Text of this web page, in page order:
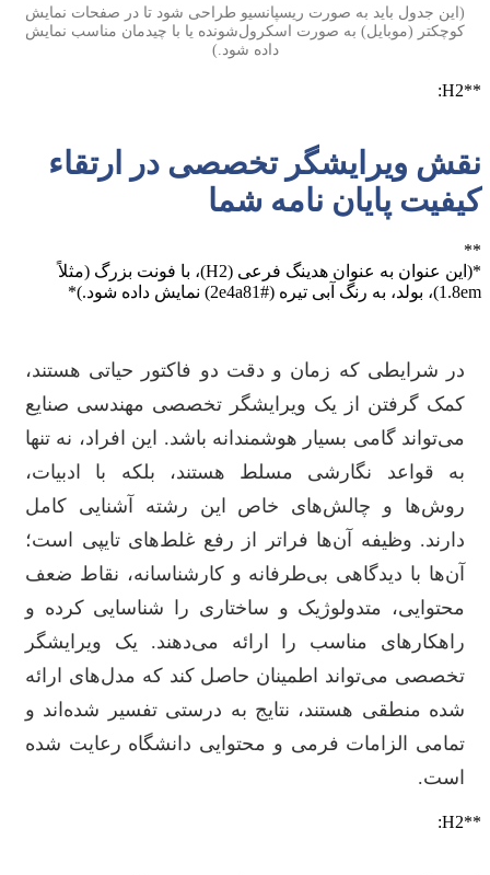
(این جدول باید به صورت ریسپانسیو طراحی شود تا در صفحات نمایش
کوچکتر (موبایل) به صورت اسکرول‌شونده یا با چیدمان مناسب نمایش
داده شود.)
**H2:
نقش ویرایشگر تخصصی در ارتقاء
کیفیت پایان نامه شما
**
*(این عنوان به عنوان هدینگ فرعی (H2)، با فونت بزرگ (مثلاً
1.8em)، بولد، به رنگ آبی تیره (#2e4a81) نمایش داده شود.)*
در شرایطی که زمان و دقت دو فاکتور حیاتی هستند،
کمک گرفتن از یک ویرایشگر تخصصی مهندسی صنایع
می‌تواند گامی بسیار هوشمندانه باشد. این افراد، نه تنها
به قواعد نگارشی مسلط هستند، بلکه با ادبیات،
روش‌ها و چالش‌های خاص این رشته آشنایی کامل
دارند. وظیفه آن‌ها فراتر از رفع غلط‌های تایپی است؛
آن‌ها با دیدگاهی بی‌طرفانه و کارشناسانه، نقاط ضعف
محتوایی، متدولوژیک و ساختاری را شناسایی کرده و
راهکارهای مناسب را ارائه می‌دهند. یک ویرایشگر
تخصصی می‌تواند اطمینان حاصل کند که مدل‌های ارائه
شده منطقی هستند، نتایج به درستی تفسیر شده‌اند و
تمامی الزامات فرمی و محتوایی دانشگاه رعایت شده
است.
**H2: